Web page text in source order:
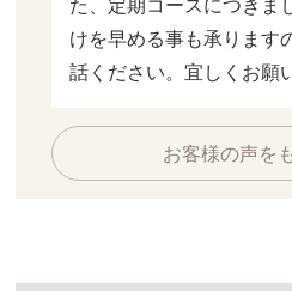
た、定期コースにつきま
けを早める事も承ります
話ください。宜しくお願
お客様の声を